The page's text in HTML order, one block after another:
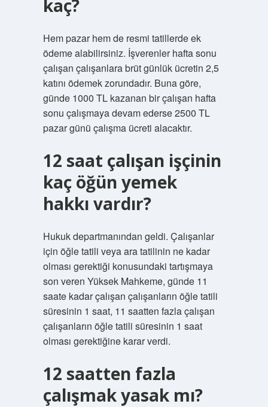
kaç?
Hem pazar hem de resmi tatillerde ek
ödeme alabilirsiniz. İşverenler hafta sonu
çalışan çalışanlara brüt günlük ücretin 2,5
katını ödemek zorundadır. Buna göre,
günde 1000 TL kazanan bir çalışan hafta
sonu çalışmaya devam ederse 2500 TL
pazar günü çalışma ücreti alacaktır.
12 saat çalışan işçinin
kaç öğün yemek
hakkı vardır?
Hukuk departmanından geldi. Çalışanlar
için öğle tatili veya ara tatilinin ne kadar
olması gerektiği konusundaki tartışmaya
son veren Yüksek Mahkeme, günde 11
saate kadar çalışan çalışanların öğle tatili
süresinin 1 saat, 11 saatten fazla çalışan
çalışanların öğle tatili süresinin 1 saat
olması gerektiğine karar verdi.
12 saatten fazla
çalışmak yasak mı?